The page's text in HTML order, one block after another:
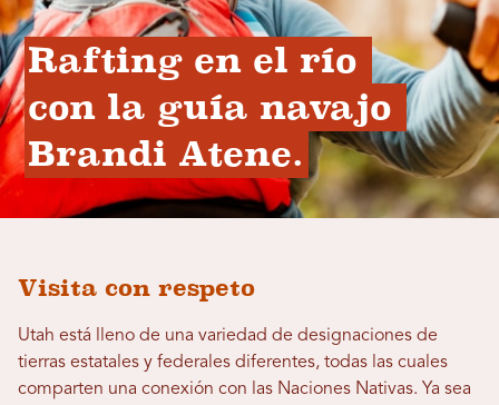
Rafting en el río
con la guía navajo
Brandi Atene.
Visita con respeto
Utah está lleno de una variedad de designaciones de
tierras estatales y federales diferentes, todas las cuales
comparten una conexión con las Naciones Nativas. Ya sea